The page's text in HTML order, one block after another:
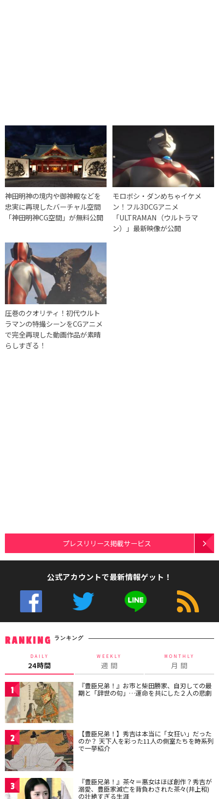
神田明神の境内や御神殿などを
忠実に再現したバーチャル空間
「神田明神CG空間」が無料公開
モロボシ・ダンめちゃイケメ
ン！フル3DCGアニメ
「ULTRAMAN（ウルトラマ
ン）」最新映像が公開
圧巻のクオリティ！初代ウルト
ラマンの特撮シーンをCGアニメ
で完全再現した動画作品が素晴
らしすぎる！
プレスリリース掲載サービス
公式アカウントで最新情報ゲット！
RANKING ランキング
DAILY
24時間
WEEKLY
週 間
MONTHLY
月 間
1 『豊臣兄弟！』お市と柴田勝家、自刃しての最
期と「辞世の句」…運命を共にした２人の悲劇
2 【豊臣兄弟！】秀吉は本当に「女狂い」だった
のか？ 天下人を彩った11人の側室たちを時系列
で一挙紹介
3 『豊臣兄弟！』茶々＝悪女はほぼ創作？秀吉が
溺愛、豊臣家滅亡を背負わされた茶々(井上和)
の壮絶すぎる生涯